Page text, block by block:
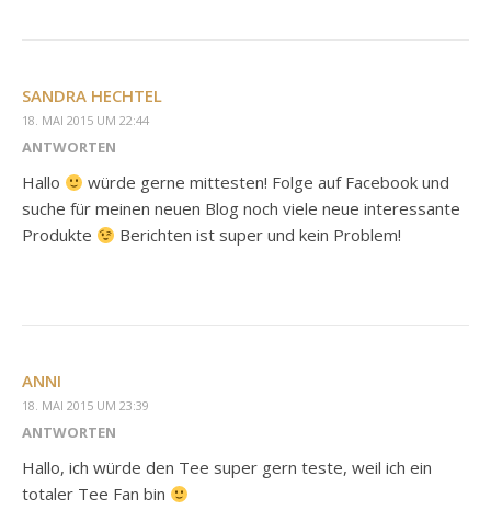
SANDRA HECHTEL
18. MAI 2015 UM 22:44
ANTWORTEN
Hallo
würde gerne mittesten! Folge auf Facebook und
suche für meinen neuen Blog noch viele neue interessante
Produkte
Berichten ist super und kein Problem!
ANNI
18. MAI 2015 UM 23:39
ANTWORTEN
Hallo, ich würde den Tee super gern teste, weil ich ein
totaler Tee Fan bin